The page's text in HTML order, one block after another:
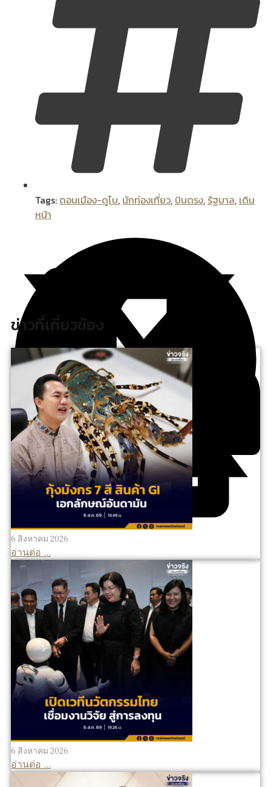
Tags: ดอนเมือง-ดูไบ, นักท่องเที่ยว, บินตรง, รัฐบาล, เดิน
หน้า
ข่าวที่เกี่ยวข้อง
6 สิงหาคม 2026
อ่านต่อ ...
6 สิงหาคม 2026
อ่านต่อ ...